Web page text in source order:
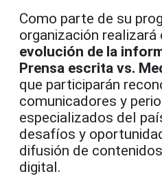
Como parte de su
organización
evolución de la
Prensa escrita vs.
que participarán
comunicadores y
especializados del
desafíos y
difusión de
digital.